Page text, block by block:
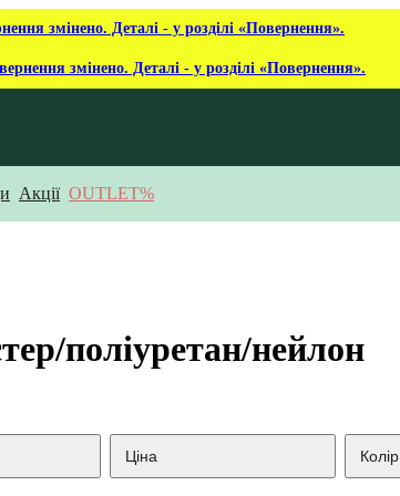
змінено. Деталі - у розділі «Повернення».
змінено. Деталі - у розділі «Повернення».
Акції OUTLET%
поліуретан/нейлон
Ціна Колір